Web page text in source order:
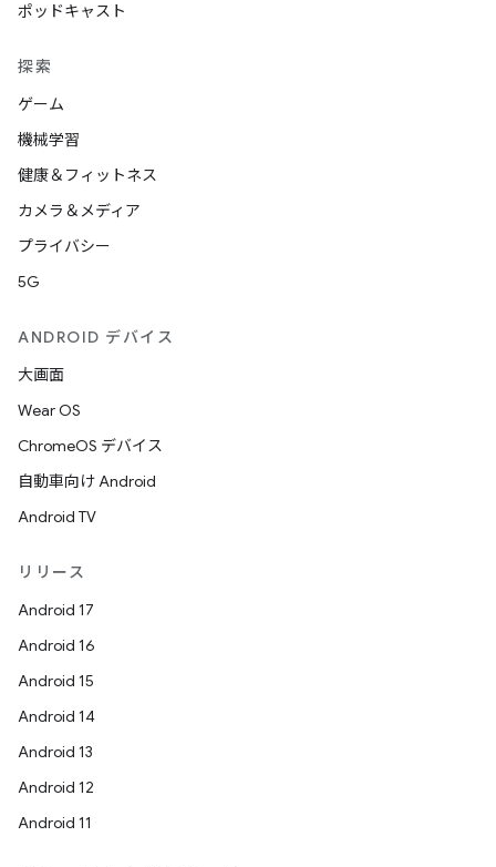
ポッドキャスト
探索
ゲーム
機械学習
健康＆フィットネス
カメラ＆メディア
プライバシー
5G
ANDROID デバイス
大画面
Wear OS
ChromeOS デバイス
自動車向け Android
Android TV
リリース
Android 17
Android 16
Android 15
Android 14
Android 13
Android 12
Android 11